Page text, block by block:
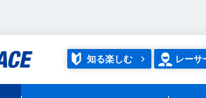
知る楽しむ レーサ